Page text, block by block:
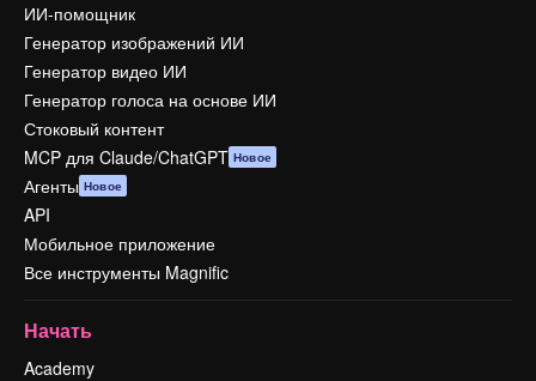
ИИ-помощник
Генератор изображений ИИ
Генератор видео ИИ
Генератор голоса на основе ИИ
Стоковый контент
MCP для Claude/ChatGPT Новое
Агенты Новое
API
Мобильное приложение
Все инструменты Magnific
Начать
Academy